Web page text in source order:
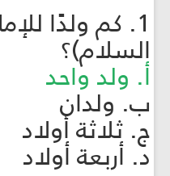
1. كم ولدًا
السلام)؟
أ. ولد واحد
ب. ولدان
ج. ثلاثة أولاد
د. أربعة أولاد